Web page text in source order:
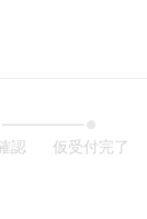
認 仮受付完了